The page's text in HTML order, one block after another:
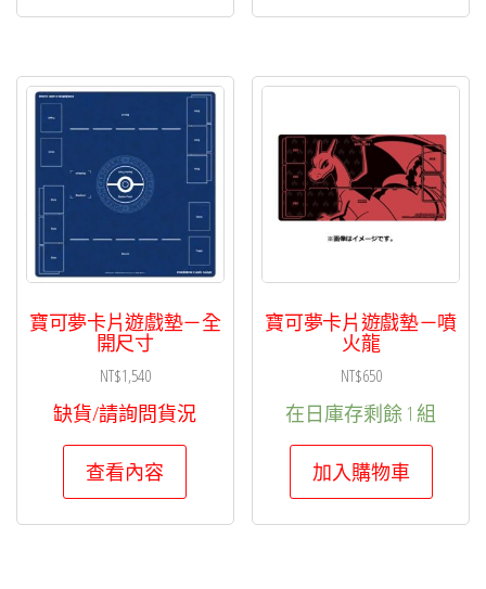
寶可夢卡片遊戲墊－全
開尺寸
NT$1,540
缺貨/請詢問貨況
查看內容
寶可夢卡片遊戲墊－噴
火龍
NT$650
在日庫存剩餘 1 組
加入購物車